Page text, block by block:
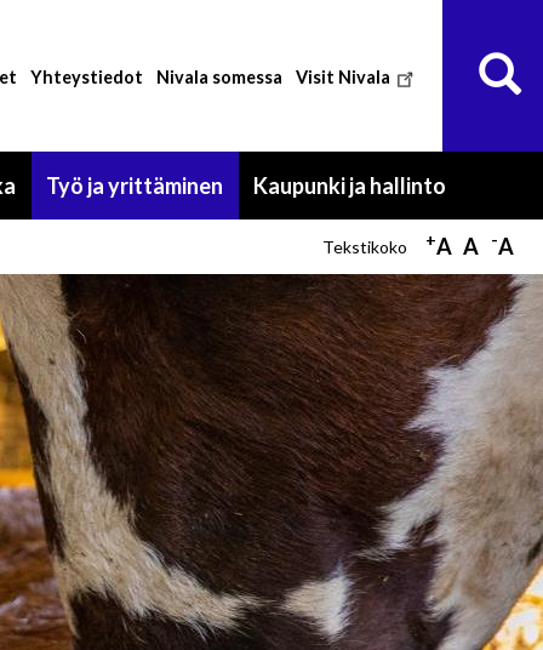
Yhteystiedot Nivala somessa Visit Nivala
Toggle
Työ ja yrittäminen
Toggle
Kaupunki ja hallinto
submenu
-A
A
+A